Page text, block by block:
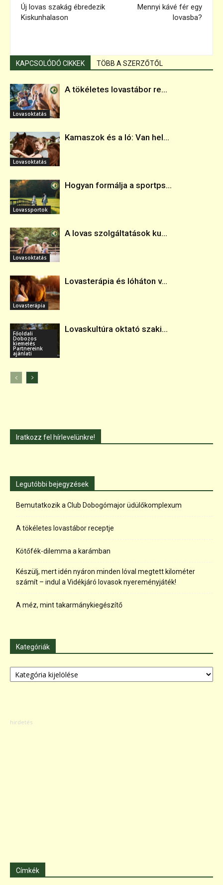
Új lovas szakág ébredezik
Kiskunhalason
Mennyi kávé fér egy
lovasba?
KAPCSOLÓDÓ CIKKEK TÖBB A SZERZŐTŐL
Lovasoktatás
A tökéletes lovastábor re...
Lovasoktatás
Kamaszok és a ló: Van hel...
Lovassportok
Hogyan formálja a sportps...
Lovasoktatás
A lovas szolgáltatások ku...
Lovasterápia
Lovasterápia és lóháton v...
Főoldali
Dobozos
kiemelés
Partnereink
ajánlati
Lovaskultúra oktató szaki...
Iratkozz fel hírlevelünkre!
Legutóbbi bejegyzések
Bemutatkozik a Club Dobogómajor üdülőkomplexum
A tökéletes lovastábor receptje
Kötőfék-dilemma a karámban
Készülj, mert idén nyáron minden lóval megtett kilométer
számít – indul a Vidékjáró lovasok nyereményjáték!
A méz, mint takarmánykiegészítő
Kategóriák
Kategóriák
Címkék